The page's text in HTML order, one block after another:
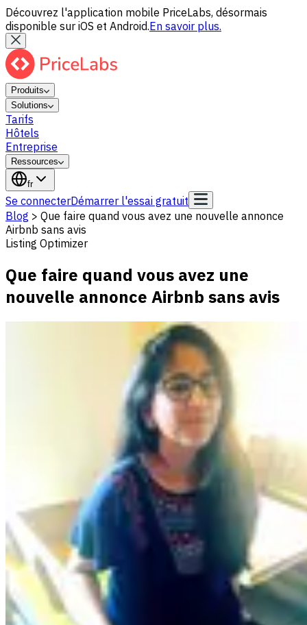
Découvrez l'application mobile PriceLabs, désormais
disponible sur iOS et Android.En savoir plus.
Produits
Solutions
Tarifs
Hôtels
Entreprise
Ressources
fr
Se connecterDémarrer l'essai gratuit
Blog > Que faire quand vous avez une nouvelle annonce
Airbnb sans avis
Listing Optimizer
Que faire quand vous avez une
nouvelle annonce Airbnb sans avis